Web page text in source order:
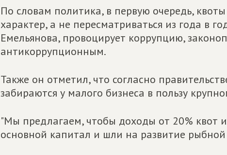
По словам политика, в первую очередь,
характер, а не пересматриваться из года в
Емельянова, провоцирует коррупцию,
антикоррупционным.
Также он отметил, что согласно
забираются у малого бизнеса в пользу
"Мы предлагаем, чтобы доходы от 20% квот
основной капитал и шли на развитие рыбной